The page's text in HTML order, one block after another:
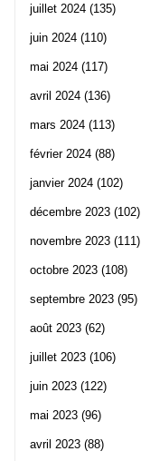
juillet 2024 (135)
juin 2024 (110)
mai 2024 (117)
avril 2024 (136)
mars 2024 (113)
février 2024 (88)
janvier 2024 (102)
décembre 2023 (102)
novembre 2023 (111)
octobre 2023 (108)
septembre 2023 (95)
août 2023 (62)
juillet 2023 (106)
juin 2023 (122)
mai 2023 (96)
avril 2023 (88)